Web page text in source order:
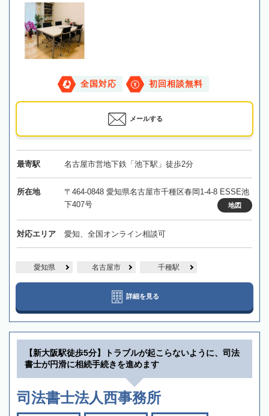
全国対応 初回相談無料
メールする
最寄駅 名古屋市営地下鉄「池下駅」徒歩2分
所在地
〒464-0848 愛知県名古屋市千種区春岡1-4-8 ESSE池
下407号
地図
対応エリア 愛知、全国オンライン相談可
愛知県 名古屋市 千種駅
詳細を見る
【新大阪駅徒歩5分】トラブルが起こらないように、司法
書士が円滑に相続手続きを進めます
司法書士法人西事務所